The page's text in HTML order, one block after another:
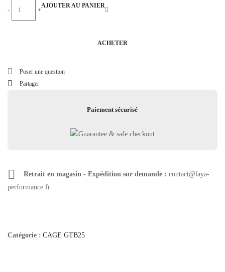
- +
AJOUTER AU PANIER
ACHETER
Poser une question
Partager
Paiement sécurisé
Retrait en magasin - Expédition sur demande : contact@laya-
performance.fr
Catégorie : CAGE GTB25